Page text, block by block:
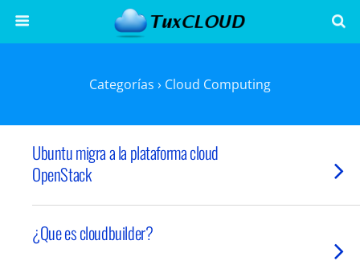
Categorías › Cloud Computing
Ubuntu migra a la plataforma cloud
OpenStack
¿Que es cloudbuilder?